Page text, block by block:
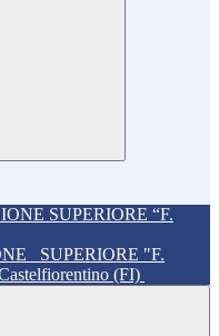
SUPERIORE "F.
(FI)